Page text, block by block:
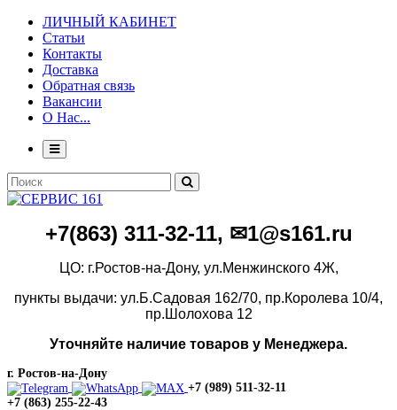
ЛИЧНЫЙ КАБИНЕТ
Статьи
Контакты
Доставка
Обратная связь
Вакансии
О Нас...
+7(863) 311-32-11, ✉1@s161.ru
ЦО: г.Ростов-на-Дону, ул.Менжинского 4Ж,
пункты выдачи: ул.Б.Садовая 162/70, пр.Королева 10/4,
пр.Шолохова 12
Уточняйте наличие товаров у Менеджера.
г. Ростов-на-Дону
+7 (989) 511-32-11
+7 (863) 255-22-43